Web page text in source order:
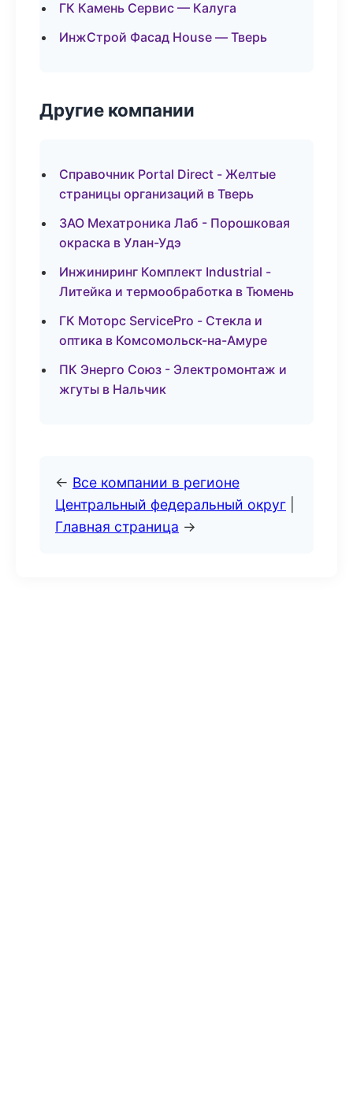
ГК Камень Сервис — Калуга
ИнжСтрой Фасад House — Тверь
Другие компании
Справочник Portal Direct - Желтые
страницы организаций в Тверь
ЗАО Мехатроника Лаб - Порошковая
окраска в Улан-Удэ
Инжиниринг Комплект Industrial -
Литейка и термообработка в Тюмень
ГК Моторс ServicePro - Стекла и
оптика в Комсомольск-на-Амуре
ПК Энерго Союз - Электромонтаж и
жгуты в Нальчик
← Все компании в регионе
Центральный федеральный округ
Главная страница →